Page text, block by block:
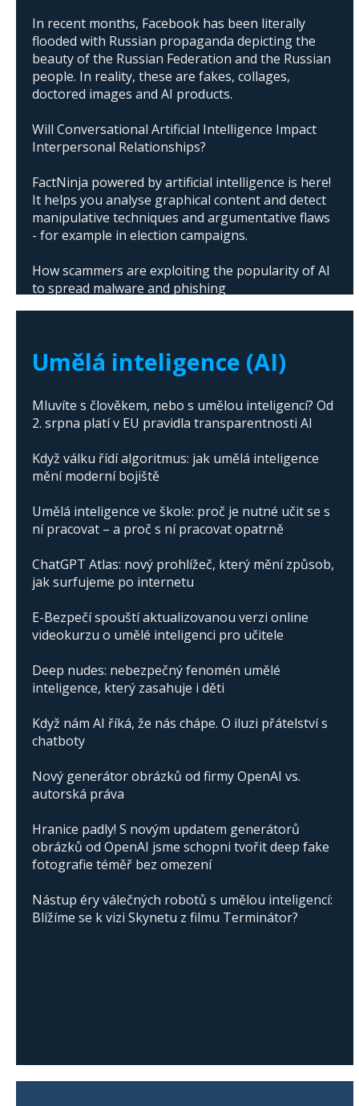
In recent months, Facebook has been literally
flooded with Russian propaganda depicting the
beauty of the Russian Federation and the Russian
people. In reality, these are fakes, collages,
doctored images and AI products.
Will Conversational Artificial Intelligence Impact
Interpersonal Relationships?
FactNinja powered by artificial intelligence is here!
It helps you analyse graphical content and detect
manipulative techniques and argumentative flaws
- for example in election campaigns.
How scammers are exploiting the popularity of AI
to spread malware and phishing
Umělá inteligence (AI)
Mluvíte s člověkem, nebo s umělou inteligencí? Od
2. srpna platí v EU pravidla transparentnosti AI
Když válku řídí algoritmus: jak umělá inteligence
mění moderní bojiště
Umělá inteligence ve škole: proč je nutné učit se s
ní pracovat – a proč s ní pracovat opatrně
ChatGPT Atlas: nový prohlížeč, který mění způsob,
jak surfujeme po internetu
E-Bezpečí spouští aktualizovanou verzi online
videokurzu o umělé inteligenci pro učitele
Deep nudes: nebezpečný fenomén umělé
inteligence, který zasahuje i děti
Když nám AI říká, že nás chápe. O iluzi přátelství s
chatboty
Nový generátor obrázků od firmy OpenAI vs.
autorská práva
Hranice padly! S novým updatem generátorů
obrázků od OpenAI jsme schopni tvořit deep fake
fotografie téměř bez omezení
Nástup éry válečných robotů s umělou inteligencí:
Blížíme se k vizi Skynetu z filmu Terminátor?